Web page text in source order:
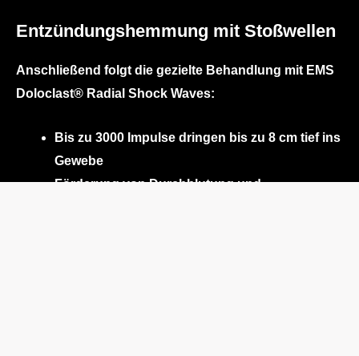
Entzündungshemmung mit Stoßwellen
Anschließend folgt die gezielte Behandlung mit EMS
Doloclast® Radial Shock Waves:
Bis zu 3000 Impulse dringen bis zu 8 cm tief ins
Gewebe
Förderung von Durchblutung und